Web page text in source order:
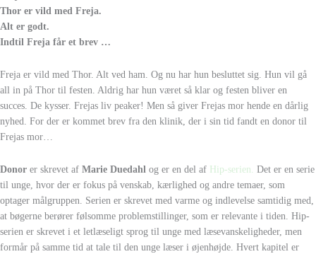
Thor er vild med Freja.
Alt er godt.
Indtil Freja får et brev …
Freja er vild med Thor. Alt ved ham. Og nu har hun besluttet sig. Hun vil gå
all in på Thor til festen. Aldrig har hun været så klar og festen bliver en
succes. De kysser. Frejas liv peaker! Men så giver Frejas mor hende en dårlig
nyhed. For der er kommet brev fra den klinik, der i sin tid fandt en donor til
Frejas mor…
Donor er skrevet af Marie Duedahl og er en del af Hip-serien. Det er en serie
til unge, hvor der er fokus på venskab, kærlighed og andre temaer, som
optager målgruppen. Serien er skrevet med varme og indlevelse samtidig med,
at bøgerne berører følsomme problemstillinger, som er relevante i tiden. Hip-
serien er skrevet i et letlæseligt sprog til unge med læsevanskeligheder, men
formår på samme tid at tale til den unge læser i øjenhøjde. Hvert kapitel er